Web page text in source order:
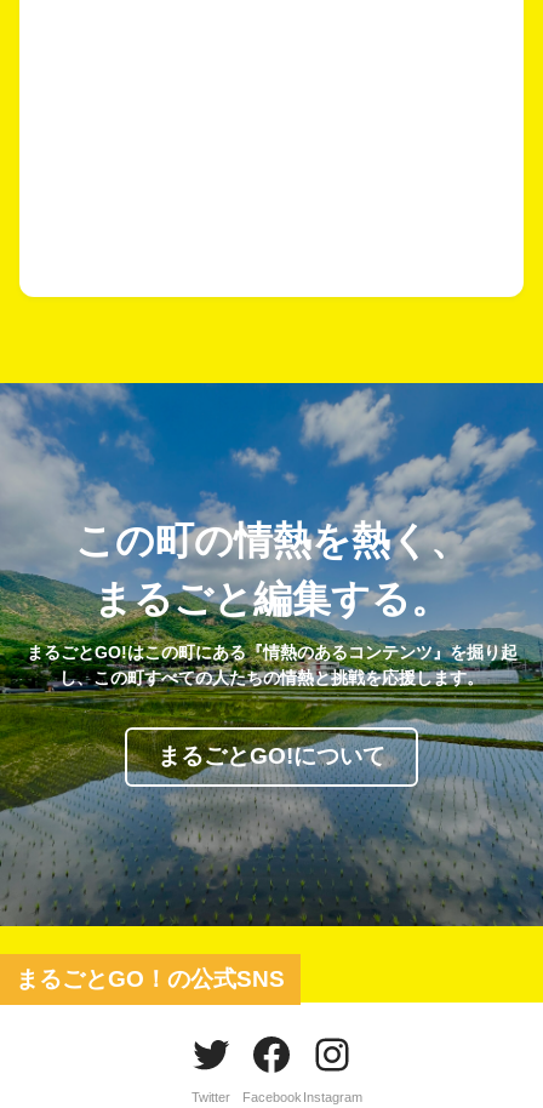
この町の情熱を熱く、
まるごと編集する。
まるごとGO!はこの町にある『情熱のあるコンテンツ』を掘り起
し、この町すべての人たちの情熱と挑戦を応援します。
まるごとGO!について
まるごとGO！の公式SNS